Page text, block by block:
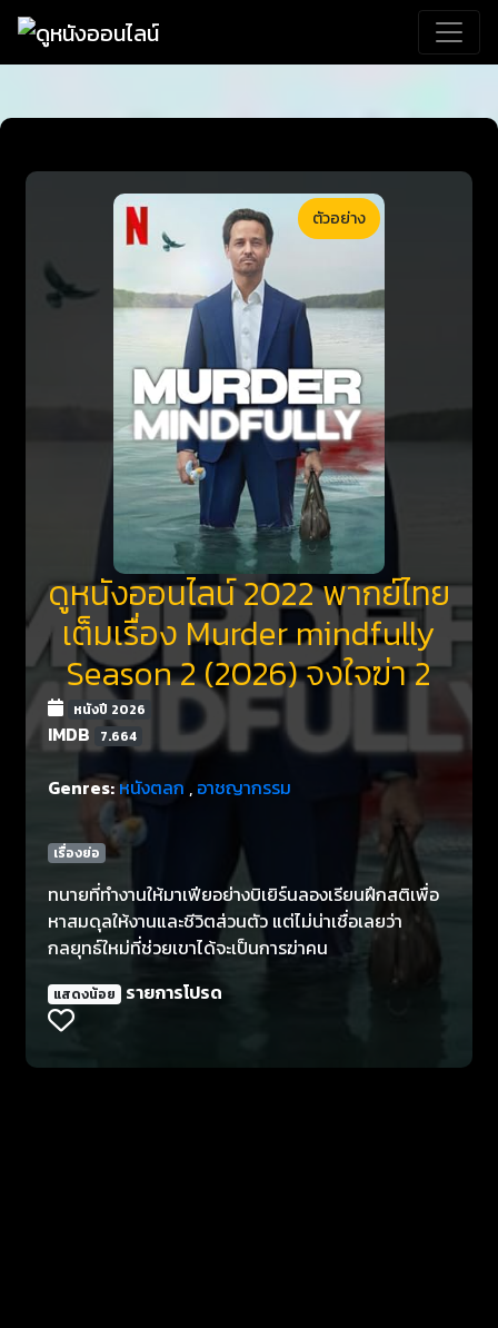
ตัวอย่าง
ดูหนังออนไลน์ 2022 พากย์ไทย
เต็มเรื่อง Murder mindfully
Season 2 (2026) จงใจฆ่า 2
หนังปี 2026
IMDB 7.664
Genres:หนังตลก , อาชญากรรม
เรื่องย่อ
ทนายที่ทำงานให้มาเฟียอย่างบิเยิร์นลองเรียนฝึกสติเพื่อ
หาสมดุลให้งานและชีวิตส่วนตัว แต่ไม่น่าเชื่อเลยว่า
กลยุทธ์ใหม่ที่ช่วยเขาได้จะเป็นการฆ่าคน
แสดงน้อย รายการโปรด